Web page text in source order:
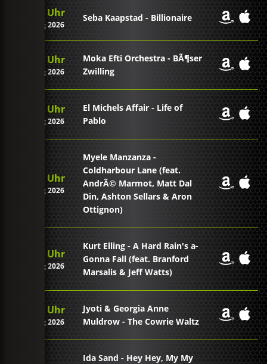
08:35 Uhr
09. Aug 2026
Seba Kaapstad - Billionaire
08:31 Uhr
09. Aug 2026
Moka Efti Orchestra - BÃ¶ser
Zwilling
08:27 Uhr
09. Aug 2026
El Michels Affair - Life of
Pablo
08:20 Uhr
09. Aug 2026
Myele Manzanza -
Coldharbour Lane (feat.
AndrÃ© Marmot, Matt Dal
Din, Ashton Sellars & Aron
Ottignon)
08:12 Uhr
09. Aug 2026
Kurt Elling - A Hard Rain's a-
Gonna Fall (feat. Branford
Marsalis & Jeff Watts)
08:09 Uhr
09. Aug 2026
Jyoti & Georgia Anne
Muldrow - The Cowrie Waltz
Ida Sand - Hey Hey, My My